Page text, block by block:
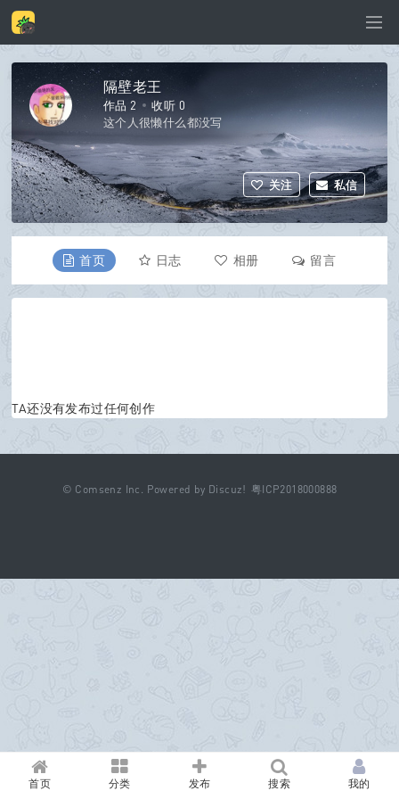
隔壁老王
作品 2
收听 0
这个人很懒什么都没写
关注 私信
首页 日志 相册 留言
TA还没有发布过任何创作
首页 分类 发布 搜索 我的
© Comsenz Inc. Powered by Discuz! 粤ICP2018000888